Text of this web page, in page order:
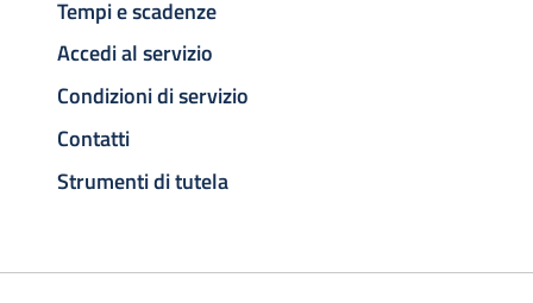
Tempi e scadenze
Accedi al servizio
Condizioni di servizio
Contatti
Strumenti di tutela